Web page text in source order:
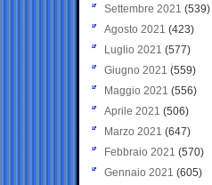
Settembre 2021 (539)
Agosto 2021 (423)
Luglio 2021 (577)
Giugno 2021(559)
Maggio 2021 (556)
Aprile 2021 (506)
Marzo 2021 (647)
Febbraio 2021 (570)
Gennaio 2021 (605)